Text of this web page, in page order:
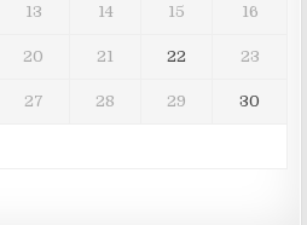
13 14 15 16
20 21 22 23
27 28 29 30